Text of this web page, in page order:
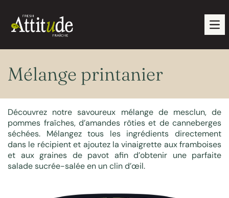
Mélange printanier
Découvrez notre savoureux mélange de mesclun, de
pommes fraîches, d’amandes rôties et de canneberges
séchées. Mélangez tous les ingrédients directement
dans le récipient et ajoutez la vinaigrette aux framboises
et aux graines de pavot afin d’obtenir une parfaite
salade sucrée-salée en un clin d’œil.